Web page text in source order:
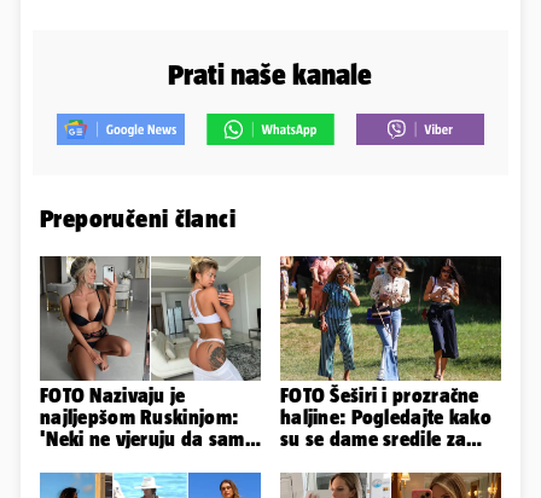
Prati naše kanale
Preporučeni članci
FOTO Nazivaju je
najljepšom Ruskinjom:
'Neki ne vjeruju da sam
FOTO Šeširi i prozračne
haljine: Pogledajte kako
su se dame sredile za